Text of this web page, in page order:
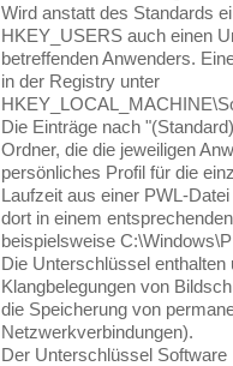
Wird anstatt des Standards
HKEY_USERS auch einen
betreffenden Anwenders.
in der Registry unter
Die Einträge nach
Ordner, die die jeweiligen
persönliches Profil für die
Laufzeit aus einer PWL-
dort in einem
beispielsweise
Die Unterschlüssel
Klangbelegungen von
die Speicherung von
Netzwerkverbindungen).
Der Unterschlüssel